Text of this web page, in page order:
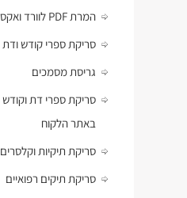
המרת PDF לוורד ואקסל
סריקת ספרי קודש ודת
גריסת מסמכים
סריקת ספרי דת וקודש
באתר הלקוח
סריקת תיקיות וקלסרים
סריקת תיקים רפואיים